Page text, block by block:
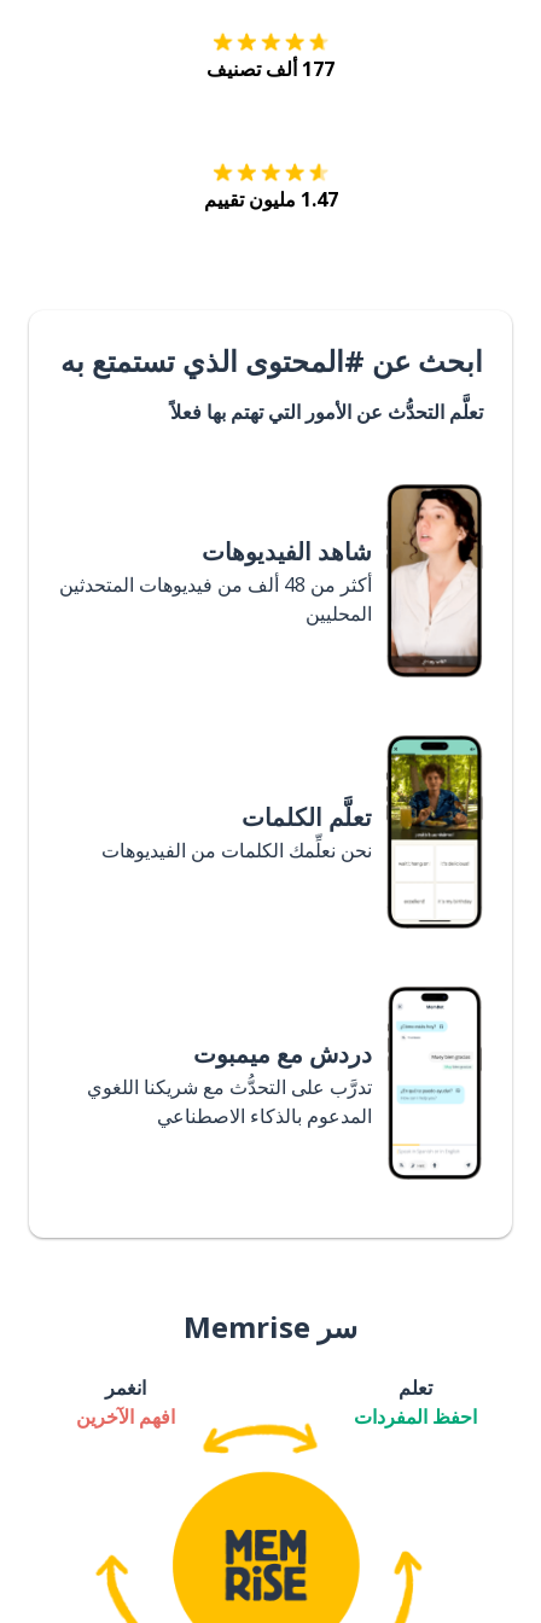
177 ألف تصنيف
1.47 مليون تقييم
ابحث عن #المحتوى الذي تستمتع به
تعلَّم التحدُّث عن الأمور التي تهتم بها فعلاً
شاهد الفيديوهات
أكثر من 48 ألف من فيديوهات المتحدثين
المحليين
تعلَّم الكلمات
نحن نعلِّمك الكلمات من الفيديوهات
دردش مع ميمبوت
تدرَّب على التحدُّث مع شريكنا اللغوي
المدعوم بالذكاء الاصطناعي
سر Memrise
تعلم
احفظ المفردات
انغمر
افهم الآخرين